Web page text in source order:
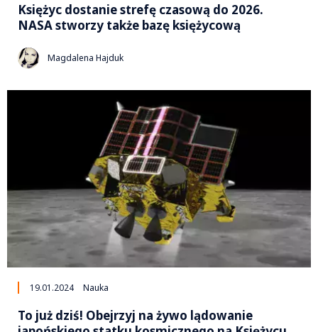
Księżyc dostanie strefę czasową do 2026.
NASA stworzy także bazę księżycową
Magdalena Hajduk
19.01.2024 Nauka
To już dziś! Obejrzyj na żywo lądowanie